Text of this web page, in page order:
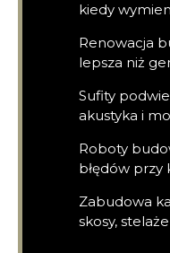
kiedy
Renowacja
lepsza niż
Sufity
akustyka i
Roboty
błędów przy
Zabudowa
skosy,